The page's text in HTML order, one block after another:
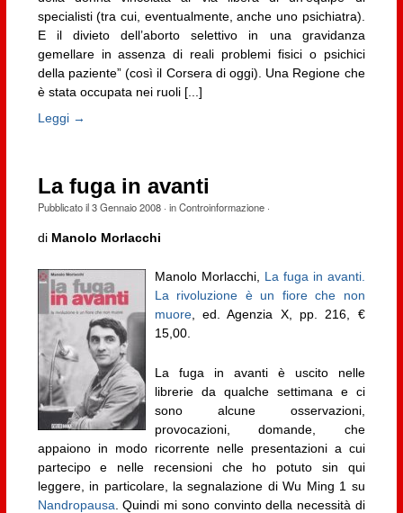
specialisti (tra cui, eventualmente, anche uno psichiatra).
E il divieto dell’aborto selettivo in una gravidanza
gemellare in assenza di reali problemi fisici o psichici
della paziente” (così il Corsera di oggi). Una Regione che
è stata occupata nei ruoli [...]
Leggi →
La fuga in avanti
Pubblicato il3 Gennaio 2008· inControinformazione·
di Manolo Morlacchi
Manolo Morlacchi, La fuga in avanti.
La rivoluzione è un fiore che non
muore, ed. Agenzia X, pp. 216, €
15,00.
La fuga in avanti è uscito nelle
librerie da qualche settimana e ci
sono alcune osservazioni,
provocazioni, domande, che
appaiono in modo ricorrente nelle presentazioni a cui
partecipo e nelle recensioni che ho potuto sin qui
leggere, in particolare, la segnalazione di Wu Ming 1 su
Nandropausa . Quindi mi sono convinto della necessità di